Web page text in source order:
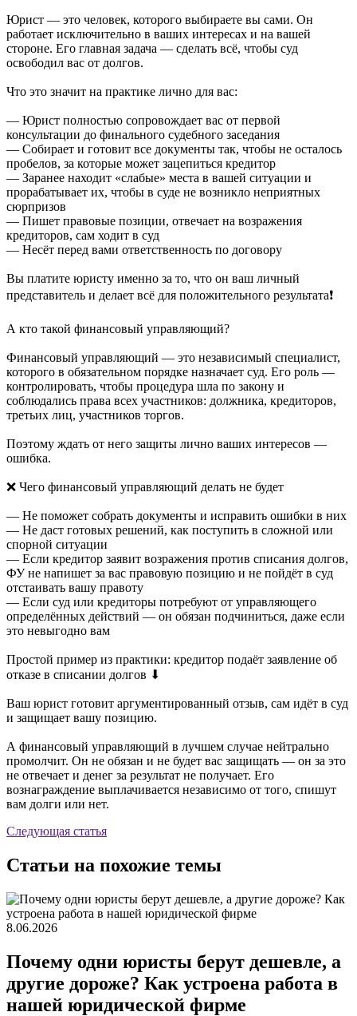
Юрист — это человек, которого выбираете вы сами. Он
работает исключительно в ваших интересах и на вашей
стороне. Его главная задача — сделать всё, чтобы суд
освободил вас от долгов.
Что это значит на практике лично для вас:
— Юрист полностью сопровождает вас от первой
консультации до финального судебного заседания
— Собирает и готовит все документы так, чтобы не осталось
пробелов, за которые может зацепиться кредитор
— Заранее находит «слабые» места в вашей ситуации и
прорабатывает их, чтобы в суде не возникло неприятных
сюрпризов
— Пишет правовые позиции, отвечает на возражения
кредиторов, сам ходит в суд
— Несёт перед вами ответственность по договору
Вы платите юристу именно за то, что он ваш личный
представитель и делает всё для положительного результата❗️
А кто такой финансовый управляющий?
Финансовый управляющий — это независимый специалист,
которого в обязательном порядке назначает суд. Его роль —
контролировать, чтобы процедура шла по закону и
соблюдались права всех участников: должника, кредиторов,
третьих лиц, участников торгов.
Поэтому ждать от него защиты лично ваших интересов —
ошибка.
❌ Чего финансовый управляющий делать не будет
— Не поможет собрать документы и исправить ошибки в них
— Не даст готовых решений, как поступить в сложной или
спорной ситуации
— Если кредитор заявит возражения против списания долгов,
ФУ не напишет за вас правовую позицию и не пойдёт в суд
отстаивать вашу правоту
— Если суд или кредиторы потребуют от управляющего
определённых действий — он обязан подчиниться, даже если
это невыгодно вам
Простой пример из практики: кредитор подаёт заявление об
отказе в списании долгов ⬇
Ваш юрист готовит аргументированный отзыв, сам идёт в суд
и защищает вашу позицию.
А финансовый управляющий в лучшем случае нейтрально
промолчит. Он не обязан и не будет вас защищать — он за это
не отвечает и денег за результат не получает. Его
вознаграждение выплачивается независимо от того, спишут
вам долги или нет.
Следующая статья
Статьи на похожие темы
8.06.2026
Почему одни юристы берут дешевле, а
другие дороже? Как устроена работа в
нашей юридической фирме